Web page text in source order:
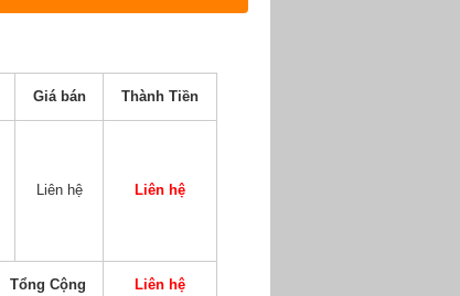
Giá bán Thành Tiền
Liên hệ Liên hệ
Tổng Cộng Liên hệ